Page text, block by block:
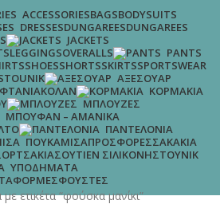
ACCESSORIESBAGSBODYSUITS
DRESSESDUNGAREESDUNGAREES
JACKETS
LEGGINGSOVERALLS
PANTS
SHOESSHORTSSKIRTSSPORTSWEAR
TOUNIK
ΑΞΕΣΟΥΆΡ
ΚΟΛΆΝ
ΚΟΡΜΆΚΙΑ
ΜΠΛΟΎΖΕΣ
ΜΠΟΥΦΆΝ – ΑΜΆΝΙΚΑ
ΠΑΝΤΕΛΌΝΙΑ
ΠΟΥΚΆΜΙΣΑΠΡΟΣΦΟΡΈΣΣΑΚΆΚΙΑ
ΣΟΥΤΙΈΝ ΣΙΛΙΚΌΝΗΣΤΟΥΝΊΚ
ΥΠΟΔΉΜΑΤΑ
ΦΌΡΜΕΣΦΟΎΣΤΕΣ
ετικέτα “φούσκα μανίκι”